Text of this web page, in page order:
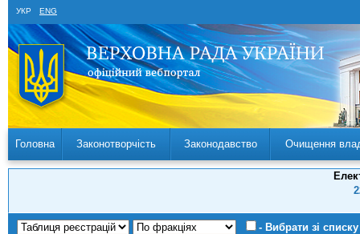
УКР ENG
Головна Законотворчість Законодавство Очищення
- Вибрати зі списку